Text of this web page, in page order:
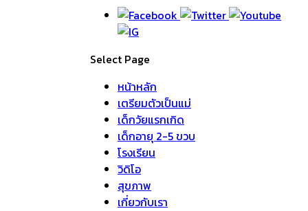
Select Page
หน้าหลัก
เตรียมตัวเป็นแม่
เด็กวัยแรกเกิด
เด็กอายุ 2-5 ขวบ
โรงเรียน
วิดิโอ
สุขภาพ
เกี่ยวกับเรา